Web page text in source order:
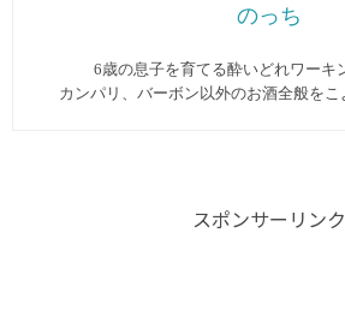
のっち
6歳の息子を育てる酔いどれワーキ
カンパリ、バーボン以外のお酒全般をこ
スポンサーリンク